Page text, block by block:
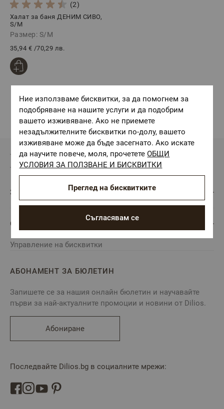
(2)
Халат за баня ДЕНИМ СИВО,
S/M
Размер: S/M
35,94 € /70,29 лв.
ЗА DILIOS
ОБСЛУЖВАНЕ НА КЛИЕНТИ
Управление на бисквитки
АБОНАМЕНТ ЗА БЮЛЕТИН
Запишете се за нашия онлайн бюлетин и научавайте
първи за най-актуалните промоции и новини от Dilios.
Абониране
Последвайте Dilios.bg в социалните мрежи:
Ние използваме бисквитки, за да помогнем за
подобряване на нашите услуги и да подобрим
вашето изживяване. Ако не приемете
незадължителните бисквитки по-долу, вашето
изживяване може да бъде засегнато. Ако искате
да научите повече, моля, прочететеОБЩИ
УСЛОВИЯ ЗА ПОЛЗВАНЕ И БИСКВИТКИ
Съгласявам се
Преглед на бисквитките